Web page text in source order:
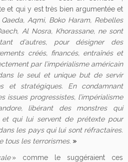
et qui y est très bien argumentée et
Aqmi, Boko Haram, Rebelles
Al Nosra, Khorassane, ne sont
d’autres, pour désigner des
créés, financés, entraînés et
par l’impérialisme américain
le seul et unique but de servir
et stratégiques. En condamnant
issues progressistes, l’impérialisme
libérant des monstres qui
qui lui servent de prétexte pour
les pays qui lui sont réfractaires.
tous les terrorismes. »
» comme le suggéraient ces